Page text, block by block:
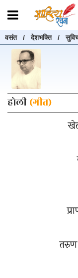
वसंत/देशभक्ति/
होली (गीत)
तरुण
रचनाएँ खोजें
रचनाएँ खोजने के लिए
"खोजें" बटन पर